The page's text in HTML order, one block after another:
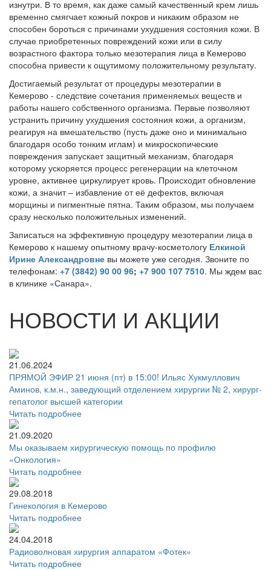
изнутри. В то время, как даже самый качественный крем лишь
временно смягчает кожный покров и никаким образом не
способен бороться с причинами ухудшения состояния кожи. В
случае приобретенных повреждений кожи или в силу
возрастного фактора только мезотерапия лица в Кемерово
способна привести к ощутимому положительному результату.
Достигаемый результат от процедуры мезотерапии в
Кемерово - следствие сочетания применяемых веществ и
работы нашего собственного организма. Первые позволяют
устранить причину ухудшения состояния кожи, а организм,
реагируя на вмешательство (пусть даже оно и минимально
благодаря особо тонким иглам) и микроскопические
повреждения запускает защитный механизм, благодаря
которому ускоряется процесс регенерации на клеточном
уровне, активнее циркулирует кровь. Происходит обновление
кожи, а значит – избавление от её дефектов, включая
морщины и пигментные пятна. Таким образом, мы получаем
сразу несколько положительных изменений.
Записаться на эффективную процедуру мезотерапии лица в
Кемерово к нашему опытному врачу-косметологу Елкиной
Ирине Александровне вы можете уже сегодня. Звоните по
телефонам: +7 (3842) 90 00 96; +7 900 107 7510. Мы ждем вас
в клинике «Санара».
НОВОСТИ И АКЦИИ
21.06.2024
ПРЯМОЙ ЭФИР 21 июня (пт) в 15:00! Ильяс Хукмуллович
Аминов, к.м.н., заведующий отделением хирургии № 2, хирург-
гепатолог высшей категории
Читать подробнее
21.09.2020
Мы оказываем хирургическую помощь по профилю
«Онкология»
Читать подробнее
29.08.2018
Гинекология в Кемерово
Читать подробнее
24.04.2018
Радиоволновая хирургия аппаратом «Фотек»
Читать подробнее